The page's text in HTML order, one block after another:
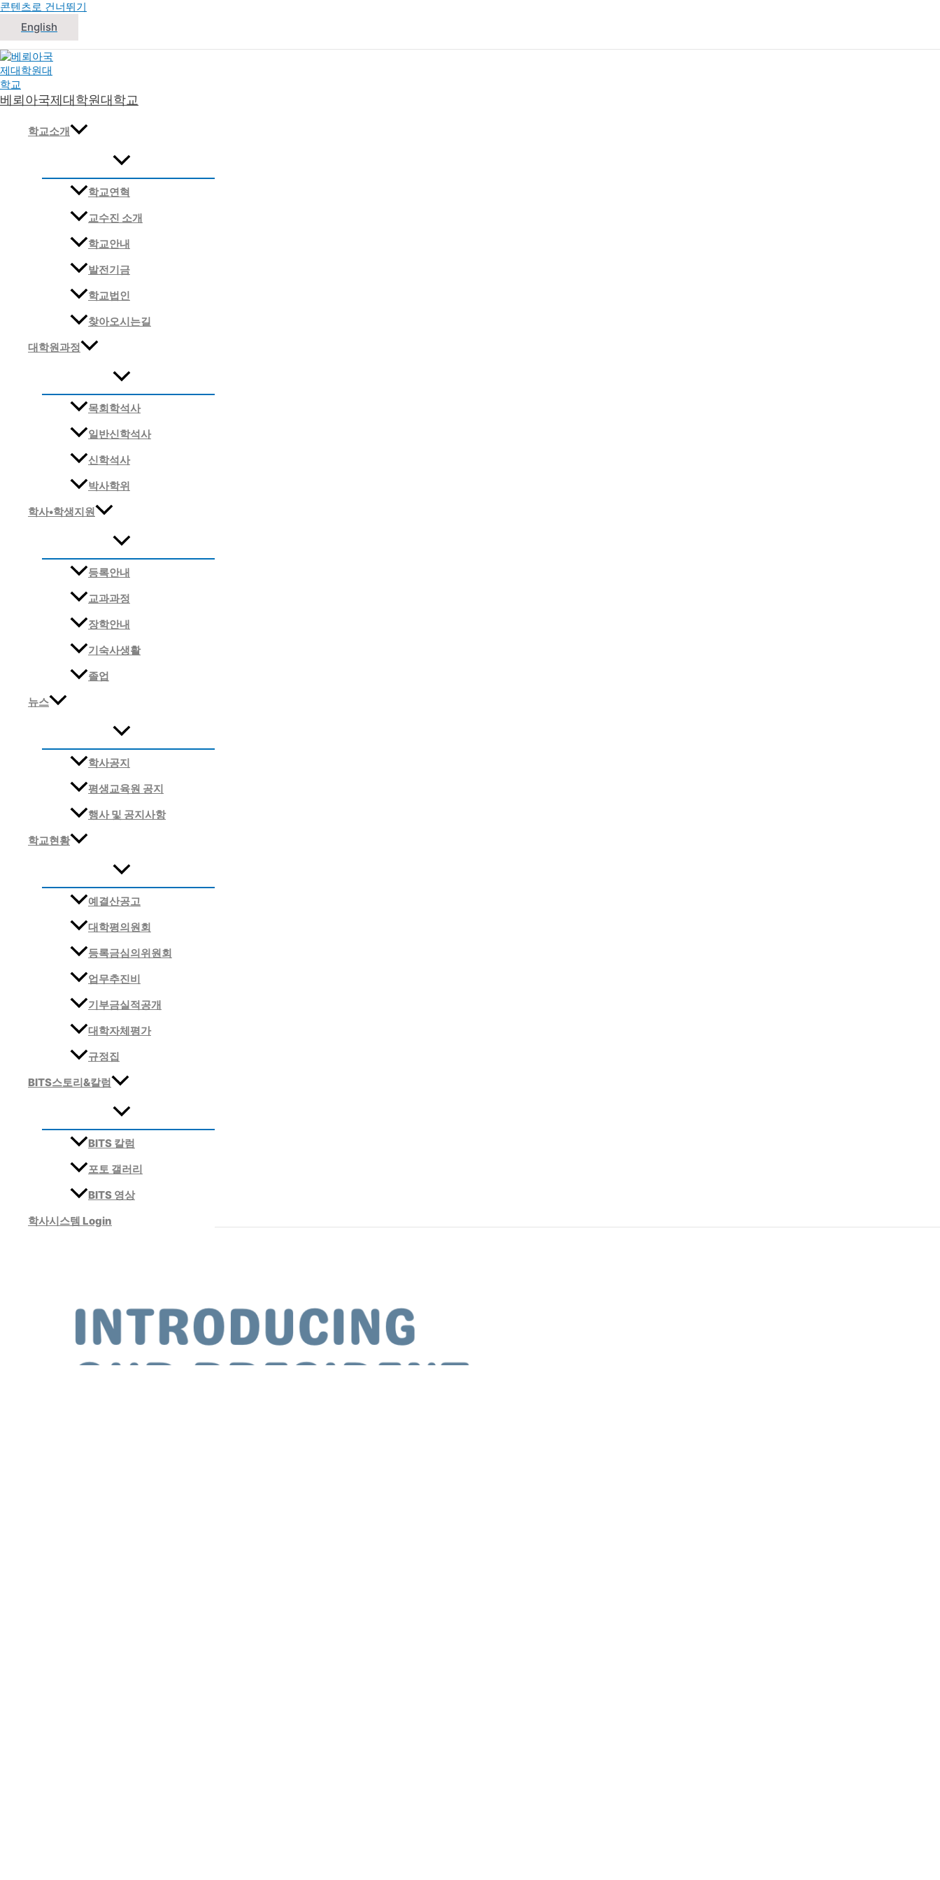
콘텐츠로 건너뛰기
English
베뢰아국제대학원대학교
대한민국 침례교 신학교
학교소개
학교연혁
교수진 소개
학교안내
발전기금
학교법인
찾아오시는길
대학원과정
목회학석사
일반신학석사
신학석사
박사학위
학사•학생지원
등록안내
교과과정
장학안내
기숙사생활
졸업
뉴스
학사공지
평생교육원 공지
행사 및 공지사항
학교현황
예결산공고
대학평의원회
등록금심의위원회
업무추진비
기부금실적공개
대학자체평가
규정집
BITS스토리&칼럼
BITS 칼럼
포토 갤러리
BITS 영상
학사시스템 Login